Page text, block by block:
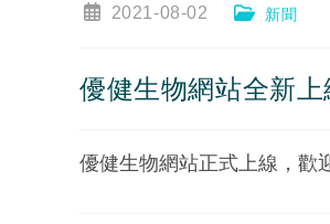
文
表：
2021-08-02
文
別:
新聞
優健生物網站全新上
優健生物網站正式上線，歡